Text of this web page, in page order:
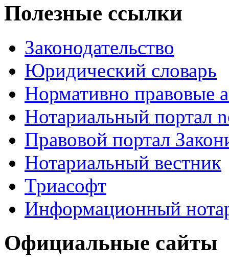
Полезные ссылки
Законодательство
Юридический словарь
Нормативно правовые
Нотариальный портал
Правовой портал
Нотариальный вестник
Триасофт
Информационный
Официальные сайты